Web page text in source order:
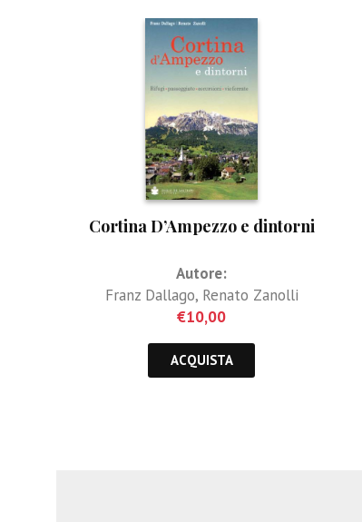
Cortina D’Ampezzo e dintorni
Autore:
Franz Dallago, Renato Zanolli
€10,00
ACQUISTA